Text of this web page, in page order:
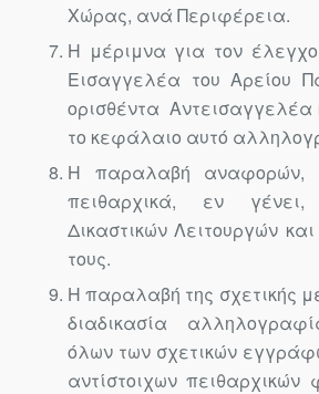
Χώρας, ανά Περιφέρεια.
Η μέριμνα για τον
Εισαγγελέα του Αρείου
ορισθέντα Αντεισαγγελέα
το κεφάλαιο αυτό
Η παραλαβή αναφορών,
πειθαρχικά, εν
Δικαστικών Λειτουργών
τους.
Η παραλαβή της σχετικής
διαδικασία
όλων των σχετικών
αντίστοιχων